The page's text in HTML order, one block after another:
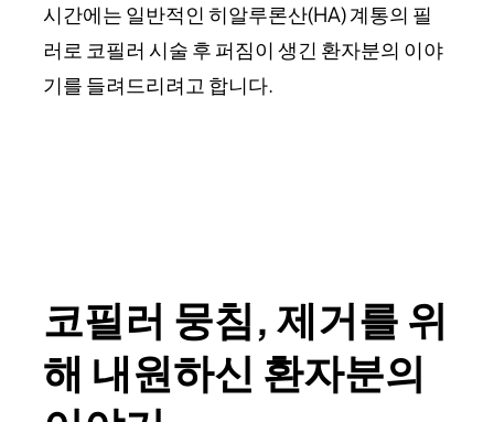
시간에는 일반적인 히알루론산(HA) 계통의 필
러로 코필러 시술 후 퍼짐이 생긴 환자분의 이야
기를 들려드리려고 합니다.
코필러 뭉침, 제거를 위
해 내원하신 환자분의